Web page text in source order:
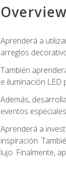
Overview
Aprenderá a
arreglos
También
e iluminación
Además,
eventos
Aprenderá a
inspiración.
lujo. Finalmente,